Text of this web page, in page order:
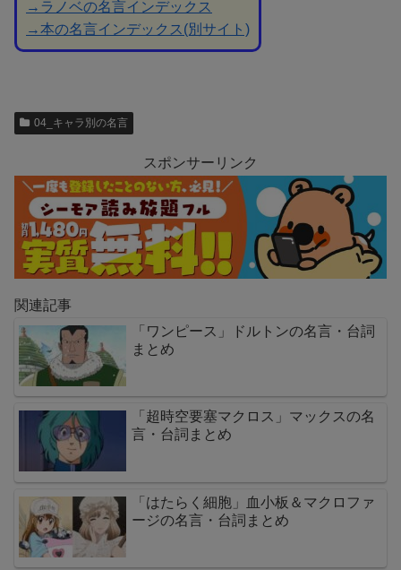
→ラノベの名言インデックス
→本の名言インデックス(別サイト)
04_キャラ別の名言
スポンサーリンク
関連記事
「ワンピース」ドルトンの名言・台詞
まとめ
「超時空要塞マクロス」マックスの名
言・台詞まとめ
「はたらく細胞」血小板＆マクロファ
ージの名言・台詞まとめ